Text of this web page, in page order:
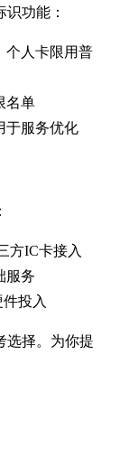
功能：
个人卡限用普
名单
于服务优化
方IC卡接入
服务
投入
选择。为你提